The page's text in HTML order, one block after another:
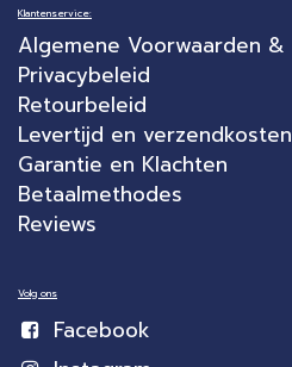
Klantenservice:
Algemene Voorwaarden &
Privacybeleid
Retourbeleid
Levertijd en verzendkosten
Garantie en Klachten
Betaalmethodes
Reviews
Volg ons
Facebook